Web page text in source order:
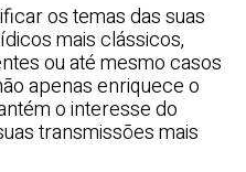
os temas das suas
mais clássicos,
ou até mesmo casos
apenas enriquece o
o interesse do
transmissões mais